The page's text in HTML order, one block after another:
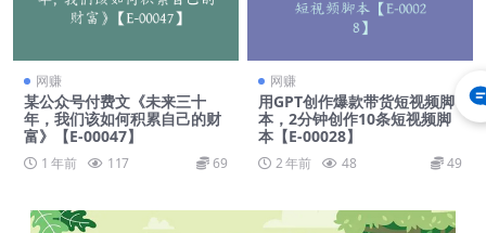
网赚
某公众号付费文《未来三十
年，我们该如何积累自己的财
富》【E-00047】
1 年前 117 69
网赚
用GPT创作爆款带货短视频脚
本，2分钟创作10条短视频脚
本【E-00028】
2 年前 48 49